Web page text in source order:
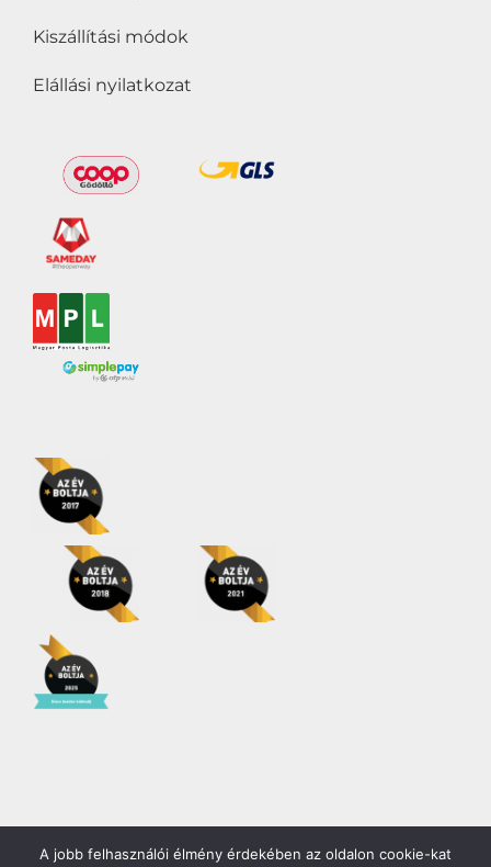
Kiszállítási módok
Elállási nyilatkozat
A jobb felhasználói élmény érdekében az oldalon cookie-kat